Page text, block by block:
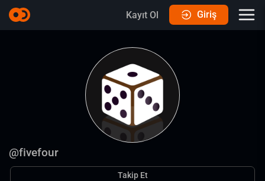
Kayıt Ol Giriş
@fivefour
Takip Et